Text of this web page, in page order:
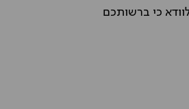
כי ברשותכם